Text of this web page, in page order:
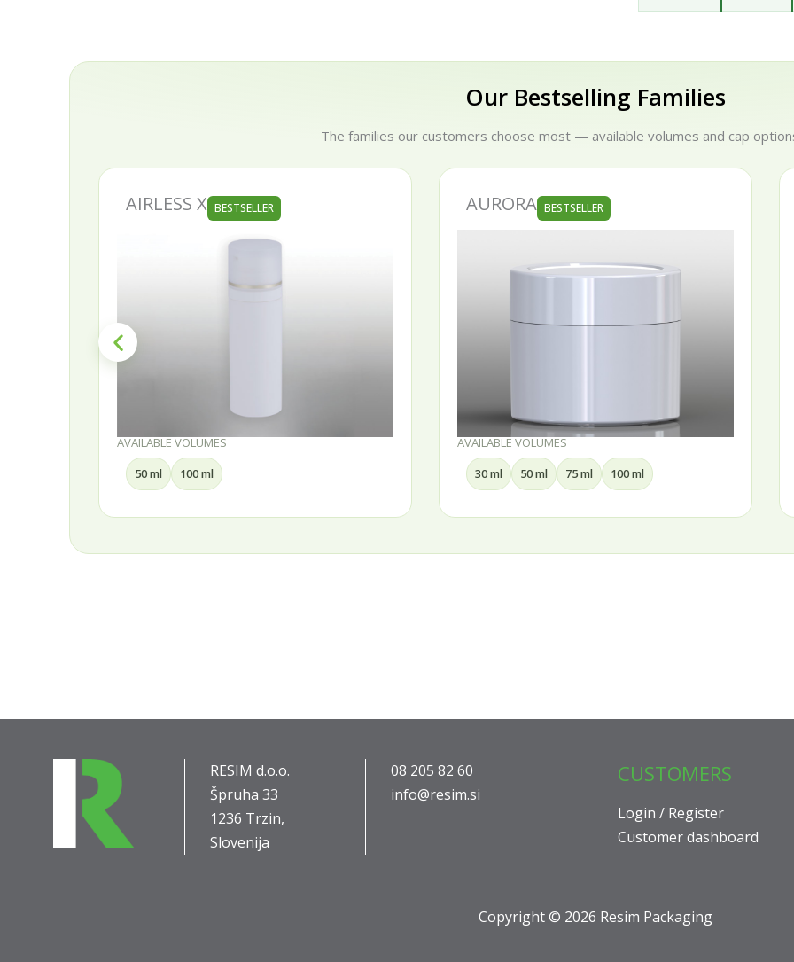
Our Bestselling Families
The families our customers choose most — available volumes and cap
AIRLESS X BESTSELLER
AVAILABLE VOLUMES
50 ml 100 ml
AURORA BESTSELLER
AVAILABLE VOLUMES
30 ml 50 ml 75 ml 100 ml
RESIM d.o.o.
Špruha 33
1236 Trzin,
Slovenija
08 205 82 60
info@resim.si
CUSTOMERS
Login / Register
Customer dashboard
Copyright © 2026 Resim Packaging